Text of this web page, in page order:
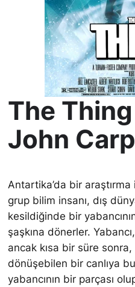
The
John
Antartika’da bir
grup bilim insanı, dış
kesildiğinde bir
şaşkına dönerler.
ancak kısa bir süre
dönüşebilen bir canlıya
yabancının bir parçası